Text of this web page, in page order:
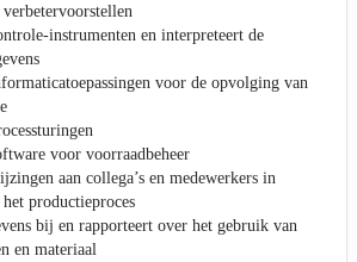
instrumenten en interpreteert de
voor de opvolging van
voor voorraadbeheer
aan collega’s en medewerkers in
productieproces
bij en rapporteert over het gebruik van
en materiaal